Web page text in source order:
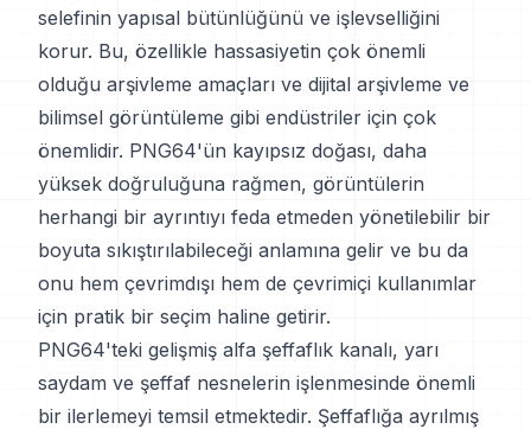
selefinin yapısal bütünlüğünü ve işlevselliğini
korur. Bu, özellikle hassasiyetin çok önemli
olduğu arşivleme amaçları ve dijital arşivleme ve
bilimsel görüntüleme gibi endüstriler için çok
önemlidir. PNG64'ün kayıpsız doğası, daha
yüksek doğruluğuna rağmen, görüntülerin
herhangi bir ayrıntıyı feda etmeden yönetilebilir bir
boyuta sıkıştırılabileceği anlamına gelir ve bu da
onu hem çevrimdışı hem de çevrimiçi kullanımlar
için pratik bir seçim haline getirir.
PNG64'teki gelişmiş alfa şeffaflık kanalı, yarı
saydam ve şeffaf nesnelerin işlenmesinde önemli
bir ilerlemeyi temsil etmektedir. Şeffaflığa ayrılmış